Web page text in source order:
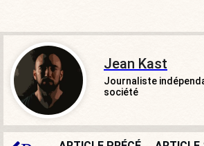
Jean Kast
Journaliste
société